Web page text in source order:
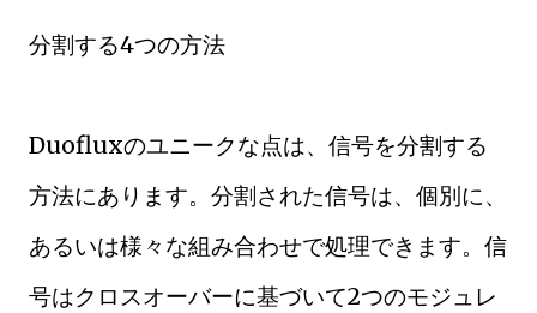
分割する4つの方法
Duofluxのユニークな点は、信号を分割する
方法にあります。分割された信号は、個別に、
あるいは様々な組み合わせで処理できます。信
号はクロスオーバーに基づいて2つのモジュレ